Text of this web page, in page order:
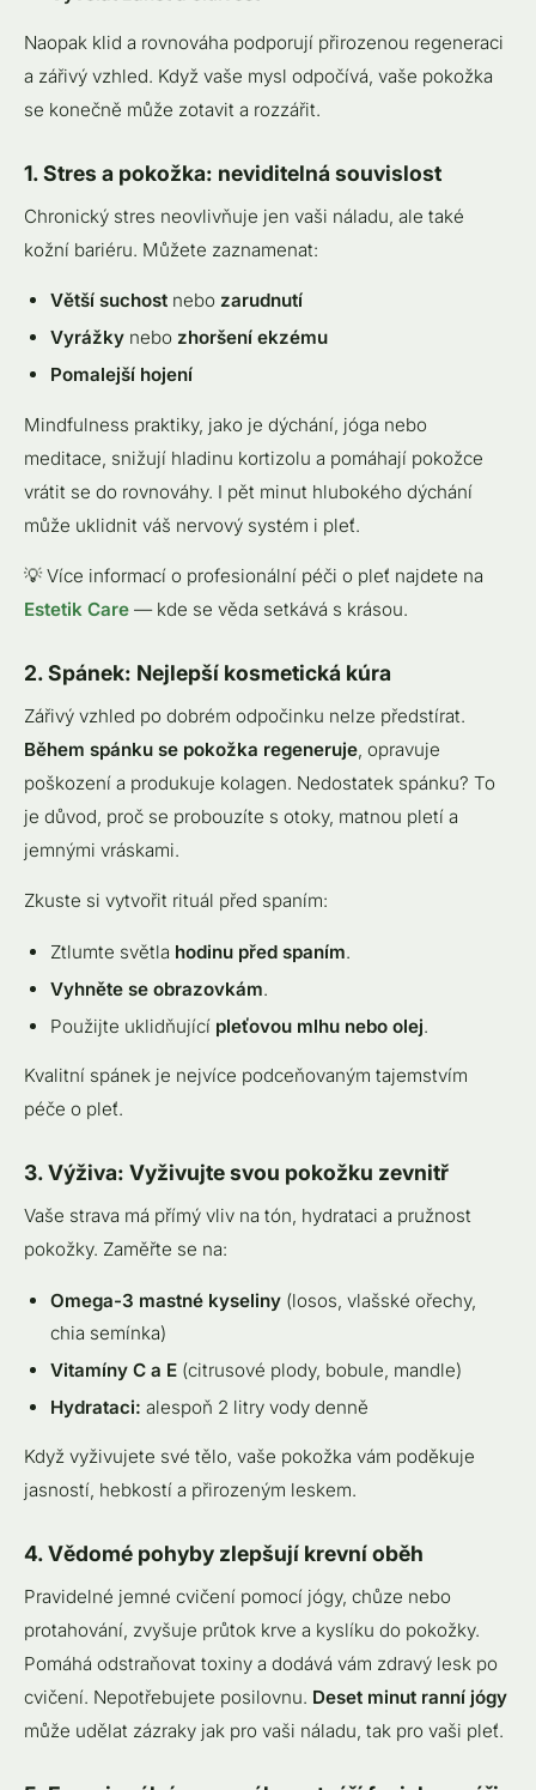
Naopak klid a rovnováha podporují přirozenou regeneraci
a zářivý vzhled. Když vaše mysl odpočívá, vaše pokožka
se konečně může zotavit a rozzářit.
1. Stres a pokožka: neviditelná souvislost
Chronický stres neovlivňuje jen vaši náladu, ale také
kožní bariéru. Můžete zaznamenat:
Větší suchost nebozarudnutí
Vyrážky nebozhoršení ekzému
Pomalejší hojení
Mindfulness praktiky, jako je dýchání, jóga nebo
meditace, snižují hladinu kortizolu a pomáhají pokožce
vrátit se do rovnováhy. I pět minut hlubokého dýchání
může uklidnit váš nervový systém i pleť.
💡 Více informací o profesionální péči o pleť najdete na
Estetik Care — kde se věda setkává s krásou.
2. Spánek: Nejlepší kosmetická kúra
Zářivý vzhled po dobrém odpočinku nelze předstírat.
Během spánku se pokožka regeneruje, opravuje
poškození a produkuje kolagen. Nedostatek spánku? To
je důvod, proč se probouzíte s otoky, matnou pletí a
jemnými vráskami.
Zkuste si vytvořit rituál před spaním:
Ztlumte světla hodinu před spaním.
Vyhněte se obrazovkám.
Použijte uklidňující pleťovou mlhu nebo olej.
Kvalitní spánek je nejvíce podceňovaným tajemstvím
péče o pleť.
3. Výživa: Vyživujte svou pokožku zevnitř
Vaše strava má přímý vliv na tón, hydrataci a pružnost
pokožky. Zaměřte se na:
Omega-3 mastné kyseliny (losos, vlašské ořechy,
chia semínka)
Vitamíny C a E (citrusové plody, bobule, mandle)
Hydrataci: alespoň 2 litry vody denně
Když vyživujete své tělo, vaše pokožka vám poděkuje
jasností, hebkostí a přirozeným leskem.
4. Vědomé pohyby zlepšují krevní oběh
Pravidelné jemné cvičení pomocí jógy, chůze nebo
protahování, zvyšuje průtok krve a kyslíku do pokožky.
Pomáhá odstraňovat toxiny a dodává vám zdravý lesk po
cvičení. Nepotřebujete posilovnu. Deset minut ranní jógy
může udělat zázraky jak pro vaši náladu, tak pro vaši pleť.